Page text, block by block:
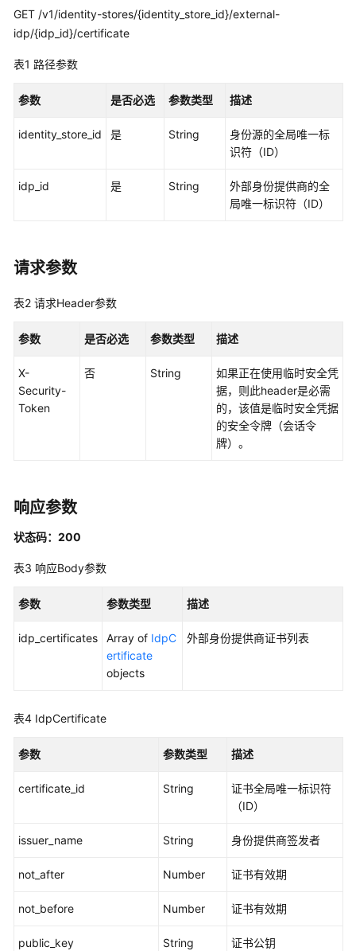
何
调
API
访
控
置
集
管
理
账
管
应
序
理
应
程
GET /v1/identity-stores/{identity_store_id}/external-
idp/{idp_id}/certificate
表1 路径参数
参数 是否必选 参数类型 描述
identity_store_id 是 String
身份源的全局唯一标
识符（ID）
idp_id 是 String
外部身份提供商的全
局唯一标识符（ID）
请求参数
表2 请求Header参数
参数 是否必选 参数类型 描述
X-
Security-
Token
否 String
如果正在使用临时安全凭
据，则此header是必需
的，该值是临时安全凭据
的安全令牌（会话令
牌）。
响应参数
状态码：200
表3 响应Body参数
参数 参数类型 描述
idp_certificates Array of IdpC
ertificate
objects
外部身份提供商证书列表
表4 IdpCertificate
参数 参数类型 描述
certificate_id String
证书全局唯一标识符
（ID）
issuer_name String 身份提供商签发者
not_after Number 证书有效期
not_before Number 证书有效期
public_key String 证书公钥